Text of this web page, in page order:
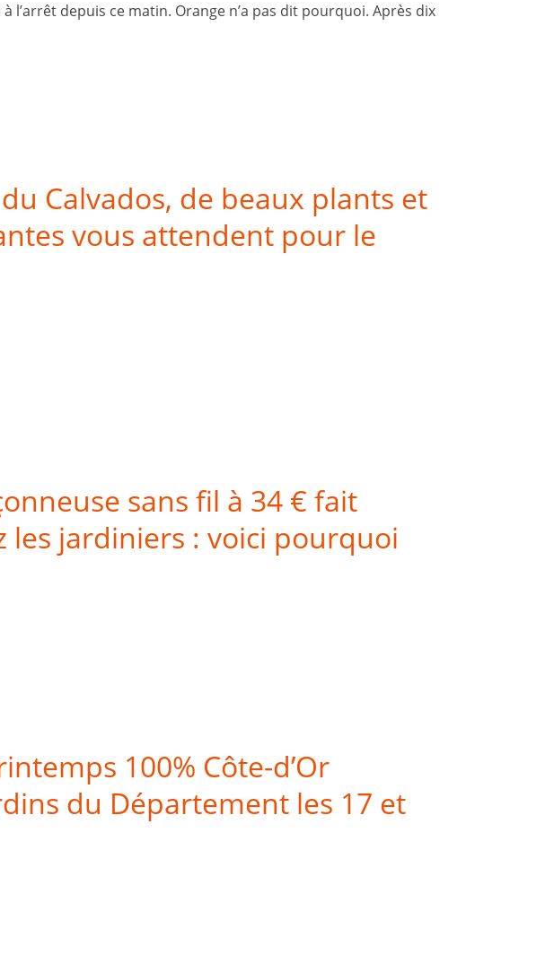
l’arrêt depuis ce matin. Orange n’a pas dit pourquoi. Après dix
Calvados, de beaux plants et
vous attendent pour le
sans fil à 34 € fait
les jardiniers : voici pourquoi
100% Côte-d’Or
du Département les 17 et